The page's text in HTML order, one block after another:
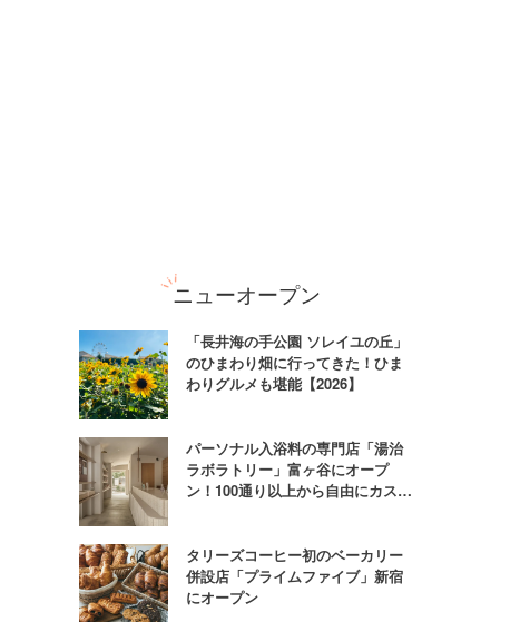
ニューオープン
「長井海の手公園 ソレイユの丘」
のひまわり畑に行ってきた！ひま
わりグルメも堪能【2026】
パーソナル入浴料の専門店「湯治
ラボラトリー」富ヶ谷にオープ
ン！100通り以上から自由にカスタ
タリーズコーヒー初のベーカリー
併設店「プライムファイブ」新宿
にオープン